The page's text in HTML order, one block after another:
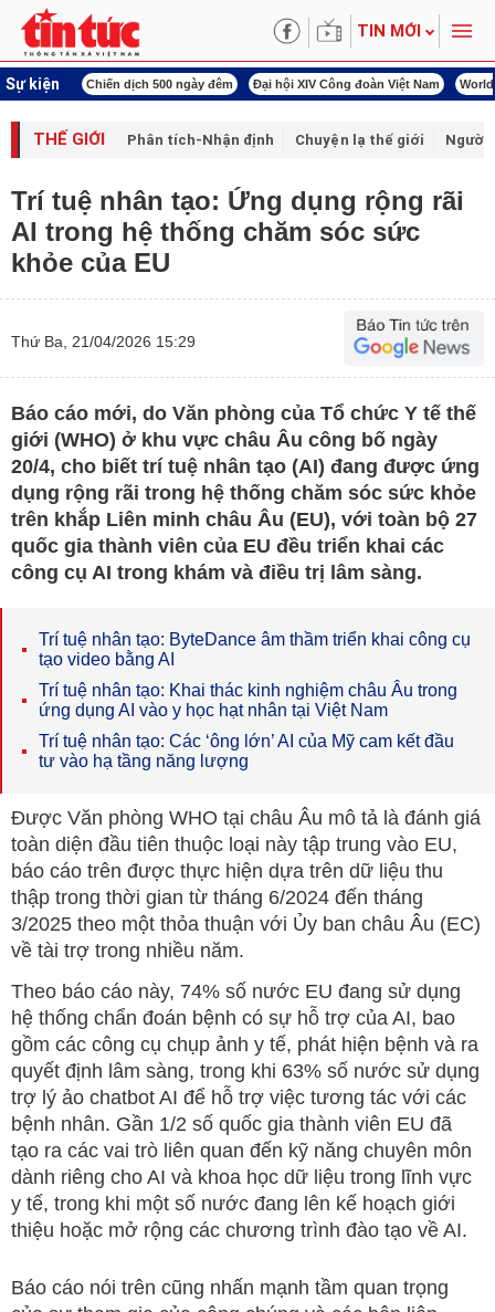
TIN MỚI
Sự kiện
mạng Chiến dịch 500 ngày đêm Đại hội XIV Công đoàn Việt Nam
THẾ GIỚI Phân tích-Nhận định Chuyện lạ thế giới Người
Trí tuệ nhân tạo: Ứng dụng rộng rãi
AI trong hệ thống chăm sóc sức
khỏe của EU
Thứ Ba, 21/04/2026 15:29
Báo cáo mới, do Văn phòng của Tổ chức Y tế thế
giới (WHO) ở khu vực châu Âu công bố ngày
20/4, cho biết trí tuệ nhân tạo (AI) đang được ứng
dụng rộng rãi trong hệ thống chăm sóc sức khỏe
trên khắp Liên minh châu Âu (EU), với toàn bộ 27
quốc gia thành viên của EU đều triển khai các
công cụ AI trong khám và điều trị lâm sàng.
Trí tuệ nhân tạo: ByteDance âm thầm triển khai công cụ
tạo video bằng AI
Trí tuệ nhân tạo: Khai thác kinh nghiệm châu Âu trong
ứng dụng AI vào y học hạt nhân tại Việt Nam
Trí tuệ nhân tạo: Các ‘ông lớn’ AI của Mỹ cam kết đầu
tư vào hạ tầng năng lượng
Được Văn phòng WHO tại châu Âu mô tả là đánh giá
toàn diện đầu tiên thuộc loại này tập trung vào EU,
báo cáo trên được thực hiện dựa trên dữ liệu thu
thập trong thời gian từ tháng 6/2024 đến tháng
3/2025 theo một thỏa thuận với Ủy ban châu Âu (EC)
về tài trợ trong nhiều năm.
Theo báo cáo này, 74% số nước EU đang sử dụng
hệ thống chẩn đoán bệnh có sự hỗ trợ của AI, bao
gồm các công cụ chụp ảnh y tế, phát hiện bệnh và ra
quyết định lâm sàng, trong khi 63% số nước sử dụng
trợ lý ảo chatbot AI để hỗ trợ việc tương tác với các
bệnh nhân. Gần 1/2 số quốc gia thành viên EU đã
tạo ra các vai trò liên quan đến kỹ năng chuyên môn
dành riêng cho AI và khoa học dữ liệu trong lĩnh vực
y tế, trong khi một số nước đang lên kế hoạch giới
thiệu hoặc mở rộng các chương trình đào tạo về AI.
Báo cáo nói trên cũng nhấn mạnh tầm quan trọng